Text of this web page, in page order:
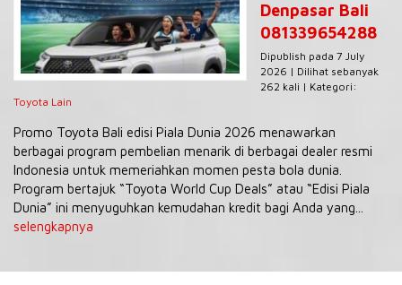
Denpasar Bali
081339654288
Dipublish pada 7 July
2026 | Dilihat sebanyak
262 kali | Kategori:
Toyota Lain
Promo Toyota Bali edisi Piala Dunia 2026 menawarkan
berbagai program pembelian menarik di berbagai dealer resmi
Indonesia untuk memeriahkan momen pesta bola dunia.
Program bertajuk “Toyota World Cup Deals” atau “Edisi Piala
Dunia” ini menyuguhkan kemudahan kredit bagi Anda yang...
selengkapnya